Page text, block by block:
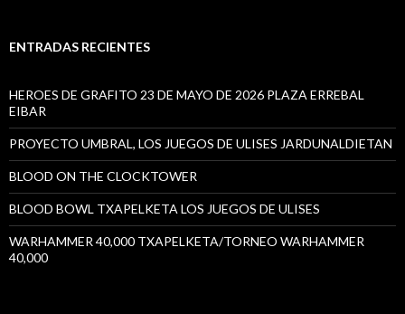
ENTRADAS RECIENTES
HEROES DE GRAFITO 23 DE MAYO DE 2026 PLAZA ERREBAL
EIBAR
PROYECTO UMBRAL, LOS JUEGOS DE ULISES JARDUNALDIETAN
BLOOD ON THE CLOCKTOWER
BLOOD BOWL TXAPELKETA LOS JUEGOS DE ULISES
WARHAMMER 40,000 TXAPELKETA/TORNEO WARHAMMER
40,000